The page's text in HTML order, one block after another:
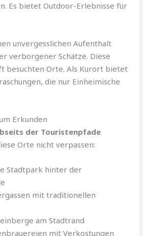
Es bietet Outdoor-Erlebnisse für
unvergesslichen Aufenthalt
verborgener Schätze. Diese
besuchten Orte. Als Kurort bietet
die nur Einheimische
Erkunden
der Touristenpfade
Orte nicht verpassen:
Stadtpark hinter der
mit traditionellen
am Stadtrand
mit Verkostungen